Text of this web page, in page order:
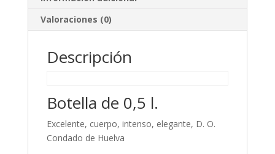
Valoraciones (0)
Descripción
Botella de 0,5 l.
Excelente, cuerpo, intenso, elegante, D. O.
Condado de Huelva